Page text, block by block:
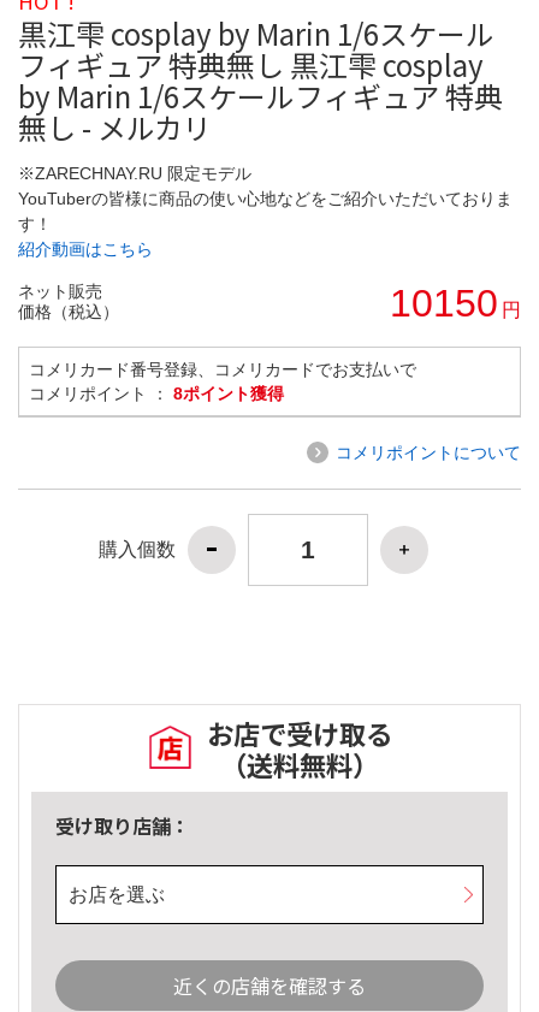
黒江雫 cosplay by Marin 1/6スケール
フィギュア 特典無し 黒江雫 cosplay
by Marin 1/6スケールフィギュア 特典
無し - メルカリ
※ZARECHNAY.RU 限定モデル
YouTuberの皆様に商品の使い心地などをご紹介いただいておりま
す！
紹介動画はこちら
ネット販売
価格（税込）
10150 円
コメリカード番号登録、コメリカードでお支払いで
コメリポイント ： 8ポイント獲得
コメリポイントについて
購入個数
お店で受け取る
（送料無料）
受け取り店舗：
お店を選ぶ
近くの店舗を確認する